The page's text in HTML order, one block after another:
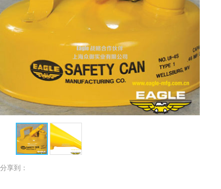
分享到：